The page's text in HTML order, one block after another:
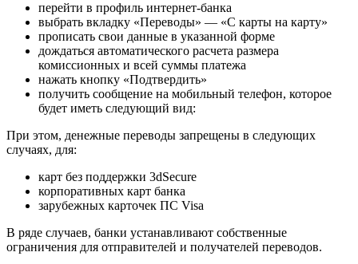
перейти в профиль интернет-банка
выбрать вкладку «Переводы» — «С карты на карту»
прописать свои данные в указанной форме
дождаться автоматического расчета размера
комиссионных и всей суммы платежа
нажать кнопку «Подтвердить»
получить сообщение на мобильный телефон, которое
будет иметь следующий вид:
При этом, денежные переводы запрещены в следующих
случаях, для:
карт без поддержки 3dSecure
корпоративных карт банка
зарубежных карточек ПС Visa
В ряде случаев, банки устанавливают собственные
ограничения для отправителей и получателей переводов.